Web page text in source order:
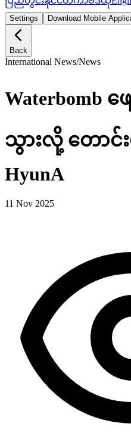
Settings Download Mobile
Back
International News/News
Waterbomb ဖ
သွားလို့ တော
HyunA
11 Nov 2025